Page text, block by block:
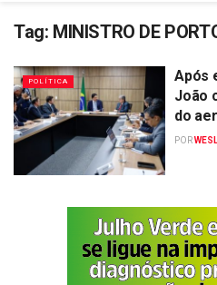
Tag: MINISTRO DE
POLÍTICA
Após
João
do
POR